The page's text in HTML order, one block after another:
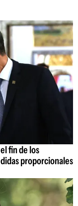
fin de los
proporcionales